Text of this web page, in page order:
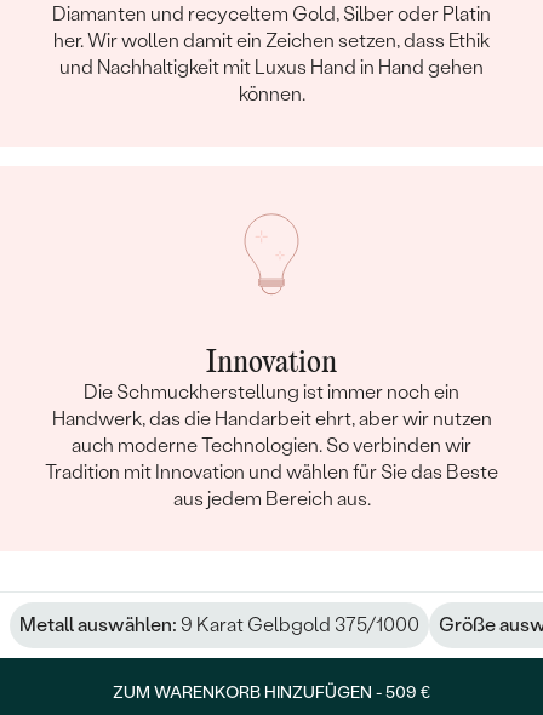
Diamanten und recyceltem Gold, Silber oder Platin
her. Wir wollen damit ein Zeichen setzen, dass Ethik
und Nachhaltigkeit mit Luxus Hand in Hand gehen
können.
Innovation
Die Schmuckherstellung ist immer noch ein
Handwerk, das die Handarbeit ehrt, aber wir nutzen
auch moderne Technologien. So verbinden wir
Tradition mit Innovation und wählen für Sie das Beste
aus jedem Bereich aus.
Metall auswählen: 9 Karat Gelbgold 375/1000 Größe
ZUM WARENKORB HINZUFÜGEN -509 €